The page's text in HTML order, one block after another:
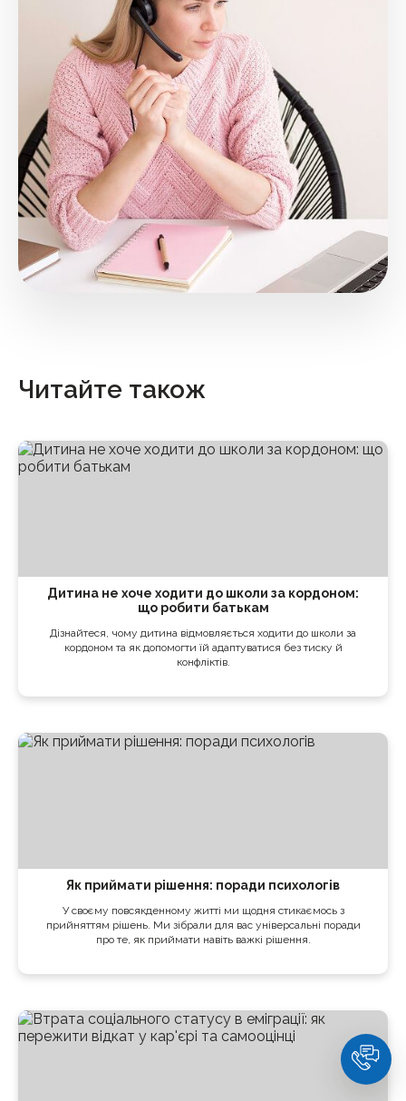
Читайте також
Дитина не хоче ходити до школи за кордоном:
що робити батькам
Дізнайтеся, чому дитина відмовляється ходити до школи за
кордоном та як допомогти їй адаптуватися без тиску й
конфліктів.
Як приймати рішення: поради психологів
У своєму повсякденному житті ми щодня стикаємось з
прийняттям рішень. Ми зібрали для вас універсальні поради
про те, як приймати навіть важкі рішення.